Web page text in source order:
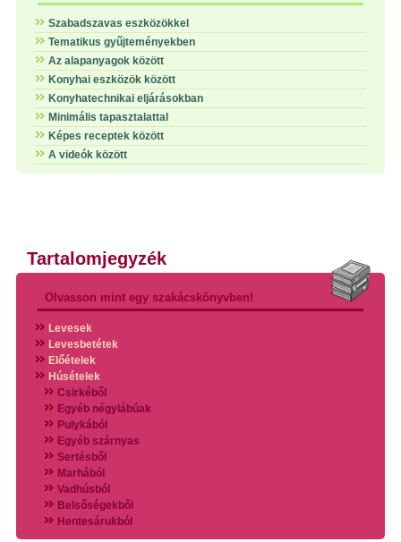
Szabadszavas eszközökkel
Tematikus gyűjteményekben
Az alapanyagok között
Konyhai eszközök között
Konyhatechnikai eljárásokban
Minimális tapasztalattal
Képes receptek között
A videók között
Tartalomjegyzék
Olvasson mint egy szakácskönyvben!
Levesek
Levesbetétek
Előételek
Húsételek
Csirkéből
Egyéb négylábúak
Pulykából
Egyéb szárnyas
Sertésből
Marhából
Vadhúsból
Belsőségekből
Hentesárukból
Vadszárnyasokból